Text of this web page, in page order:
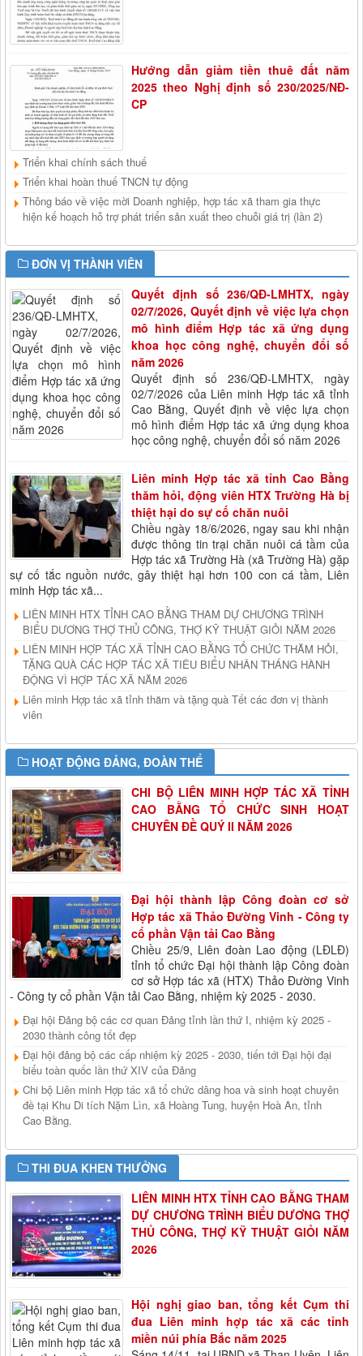
123/2024/NĐ-CP
Nghị định số 123/2024/NĐ-CP ngày 04/10/2024 của Chính Phủ quy
định về xử phạt vi phạm hành chính trong lĩnh vực đất đai
Lượt xem:1386 | lượt tải:245
1189/QĐ-UBND
Quyết định số 1189/QĐ-UBND ngày 17/9/2023 của UBND tỉnh
quyết định về việc quy định "Hợp tác xã có quy mô thành viên đủ
Lượt xem:816 | lượt tải:292
509/QĐ-BCH
Quyết định số 509/QĐ-BCH ngày 17/9/2024 của Ban Chấp hành
Liên minh Hợp tác xã Việt Nam về việc Ban hành Bộ nhận diện hình
thống Liên minh Hợp tác xã Việt Nam
Lượt xem:872 | lượt tải:237
Hướng dẫn giảm tiền thuê đất năm
2025 theo Nghị định số 230/2025/NĐ-
CP
Triển khai chính sách thuế
Triển khai hoàn thuế TNCN tự động
Thông báo về việc mời Doanh nghiệp, hợp tác xã tham gia thực
hiện kế hoạch hỗ trợ phát triển sản xuất theo chuỗi giá trị (lần 2)
ĐƠN VỊ THÀNH VIÊN
Quyết định số 236/QĐ-LMHTX, ngày
02/7/2026, Quyết định về việc lựa chọn
mô hình điểm Hợp tác xã ứng dụng
khoa học công nghệ, chuyển đổi số
năm 2026
Quyết định số 236/QĐ-LMHTX, ngày
02/7/2026 của Liên minh Hợp tác xã tỉnh
Cao Bằng, Quyết định về việc lựa chọn
mô hình điểm Hợp tác xã ứng dụng khoa
học công nghệ, chuyển đổi số năm 2026
Liên minh Hợp tác xã tỉnh Cao Bằng
thăm hỏi, động viên HTX Trường Hà bị
thiệt hại do sự cố chăn nuôi
Chiều ngày 18/6/2026, ngay sau khi nhận
được thông tin trại chăn nuôi cá tầm của
Hợp tác xã Trường Hà (xã Trường Hà) gặp
sự cố tắc nguồn nước, gây thiệt hại hơn 100 con cá tầm, Liên
minh Hợp tác xã...
LIÊN MINH HTX TỈNH CAO BẰNG THAM DỰ CHƯƠNG TRÌNH
BIỂU DƯƠNG THỢ THỦ CÔNG, THỢ KỸ THUẬT GIỎI NĂM 2026
LIÊN MINH HỢP TÁC XÃ TỈNH CAO BẰNG TỔ CHỨC THĂM HỎI,
TẶNG QUÀ CÁC HỢP TÁC XÃ TIÊU BIỂU NHÂN THÁNG HÀNH
ĐỘNG VÌ HỢP TÁC XÃ NĂM 2026
Liên minh Hợp tác xã tỉnh thăm và tặng quà Tết các đơn vị thành
viên
HOẠT ĐỘNG ĐẢNG, ĐOÀN THỂ
CHI BỘ LIÊN MINH HỢP TÁC XÃ TỈNH
CAO BẰNG TỔ CHỨC SINH HOẠT
CHUYÊN ĐỀ QUÝ II NĂM 2026
Đại hội thành lập Công đoàn cơ sở
Hợp tác xã Thảo Đường Vinh - Công ty
cổ phần Vận tải Cao Bằng
Chiều 25/9, Liên đoàn Lao động (LĐLĐ)
tỉnh tổ chức Đại hội thành lập Công đoàn
cơ sở Hợp tác xã (HTX) Thảo Đường Vinh
- Công ty cổ phần Vận tải Cao Bằng, nhiệm kỳ 2025 - 2030.
Đại hội Đảng bộ các cơ quan Đảng tỉnh lần thứ I, nhiệm kỳ 2025 -
2030 thành công tốt đẹp
Đại hội đảng bộ các cấp nhiệm kỳ 2025 - 2030, tiến tới Đại hội đại
biểu toàn quốc lần thứ XIV của Đảng
Chi bộ Liên minh Hợp tác xã tổ chức dâng hoa và sinh hoạt chuyên
đề tại Khu Di tích Nặm Lìn, xã Hoàng Tung, huyện Hoà An, tỉnh
Cao Bằng.
THI ĐUA KHEN THƯỞNG
LIÊN MINH HTX TỈNH CAO BẰNG THAM
DỰ CHƯƠNG TRÌNH BIỂU DƯƠNG THỢ
THỦ CÔNG, THỢ KỸ THUẬT GIỎI NĂM
2026
Hội nghị giao ban, tổng kết Cụm thi
đua Liên minh hợp tác xã các tỉnh
miền núi phía Bắc năm 2025